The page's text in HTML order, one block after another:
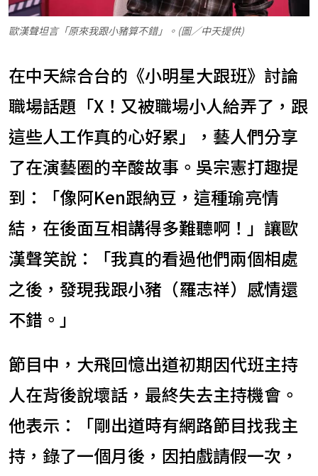
歐漢聲坦言「原來我跟小豬算不錯」。(圖／中天提供)
在中天綜合台的《小明星大跟班》討論
職場話題「X！又被職場小人給弄了，跟
這些人工作真的心好累」，藝人們分享
了在演藝圈的辛酸故事。吳宗憲打趣提
到：「像阿Ken跟納豆，這種瑜亮情
結，在後面互相講得多難聽啊！」讓歐
漢聲笑說：「我真的看過他們兩個相處
之後，發現我跟小豬（羅志祥）感情還
不錯。」
節目中，大飛回憶出道初期因代班主持
人在背後說壞話，最終失去主持機會。
他表示：「剛出道時有網路節目找我主
持，錄了一個月後，因拍戲請假一次，